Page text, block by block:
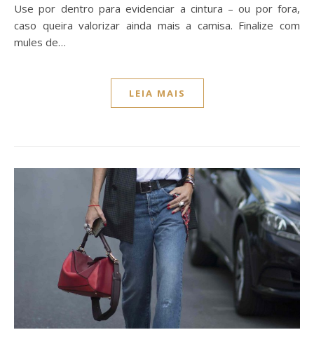
Use por dentro para evidenciar a cintura – ou por fora,
caso queira valorizar ainda mais a camisa. Finalize com
mules de…
LEIA MAIS